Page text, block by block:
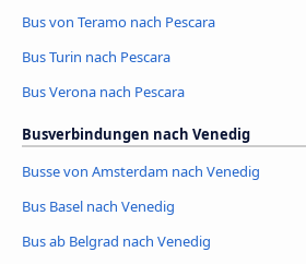
Bus von Teramo nach Pescara
Bus Turin nach Pescara
Bus Verona nach Pescara
Busverbindungen nach Venedig
Busse von Amsterdam nach Venedig
Bus Basel nach Venedig
Bus ab Belgrad nach Venedig